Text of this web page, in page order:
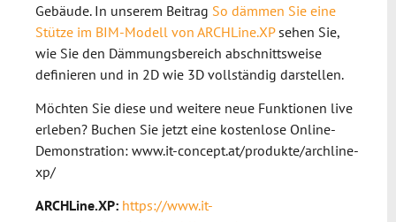
Gebäude. In unserem Beitrag So dämmen Sie eine
Stütze im BIM-Modell von ARCHLine.XPsehen Sie,
wie Sie den Dämmungsbereich abschnittsweise
definieren und in 2D wie 3D vollständig darstellen.
Möchten Sie diese und weitere neue Funktionen live
erleben? Buchen Sie jetzt eine kostenlose Online-
Demonstration: www.it-concept.at/produkte/archline-
xp/
ARCHLine.XP: https://www.it-